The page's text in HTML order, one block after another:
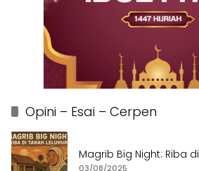
Opini – Esai – Cerpen
Magrib Big Night: Riba
03/08/2025